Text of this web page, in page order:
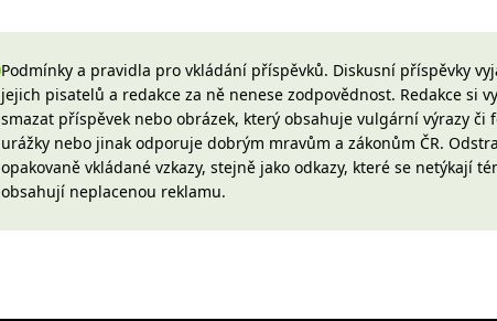
Podmínky a pravidla pro vkládání příspěvků. Diskusní příspěvky
jejich pisatelů a redakce za ně nenese zodpovědnost. Redakce si
smazat příspěvek nebo obrázek, který obsahuje vulgární výrazy či
urážky nebo jinak odporuje dobrým mravům a zákonům ČR.
opakovaně vkládané vzkazy, stejně jako odkazy, které se netýkají
obsahují neplacenou reklamu.